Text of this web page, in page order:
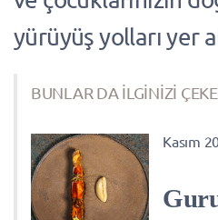
yürüyüş yolları yer
BUNLAR DA İLGİNİZİ
Kasım